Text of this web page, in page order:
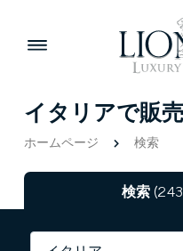
イタリアで販
ホームページ 検索
検索